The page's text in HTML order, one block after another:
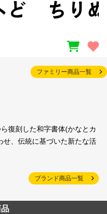
ファミリー商品一覧
復刻した和字書体(かなとカ
せ、伝統に基づいた新たな活
ブランド商品一覧